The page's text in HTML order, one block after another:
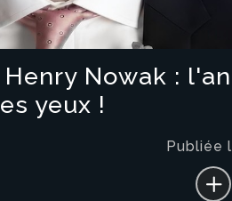
Nowak :
yeux !